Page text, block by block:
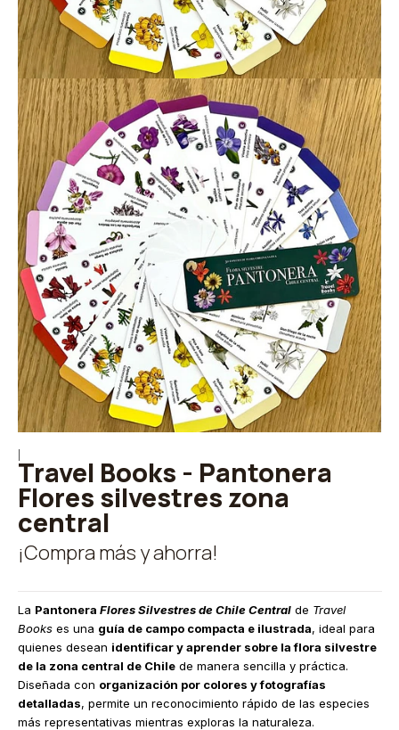
Travel Books - Pantonera
Flores silvestres zona
central
¡Compra más y ahorra!
La Pantonera Flores Silvestres de Chile Centralde Travel
Bookses una guía de campo compacta e ilustrada, ideal para
quienes desean identificar y aprender sobre la flora silvestre
de la zona central de Chilede manera sencilla y práctica.
Diseñada con organización por colores y fotografías
detalladas, permite un reconocimiento rápido de las especies
más representativas mientras exploras la naturaleza.